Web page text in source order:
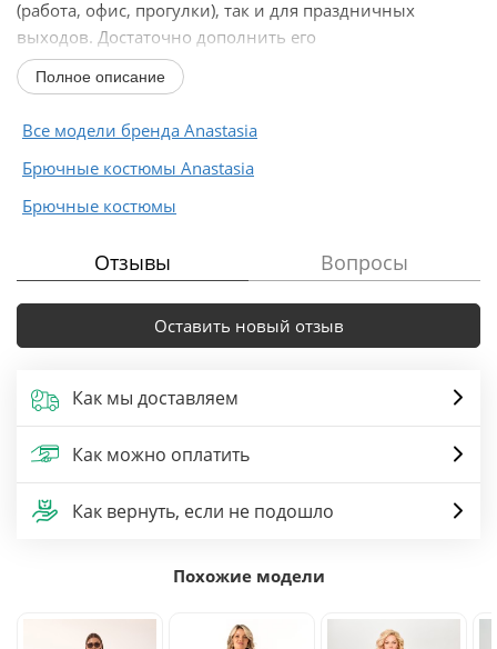
(работа, офис, прогулки), так и для праздничных
выходов. Достаточно дополнить его
соответствующими...
Полное описание
Все модели бренда Anastasia
Брючные костюмы Anastasia
Брючные костюмы
Отзывы Вопросы
Оставить новый отзыв
Как мы доставляем
Как можно оплатить
Как вернуть, если не подошло
Похожие модели